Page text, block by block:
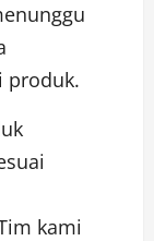
produk.
kami